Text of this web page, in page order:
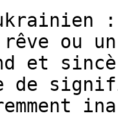
rêve ou
et
de